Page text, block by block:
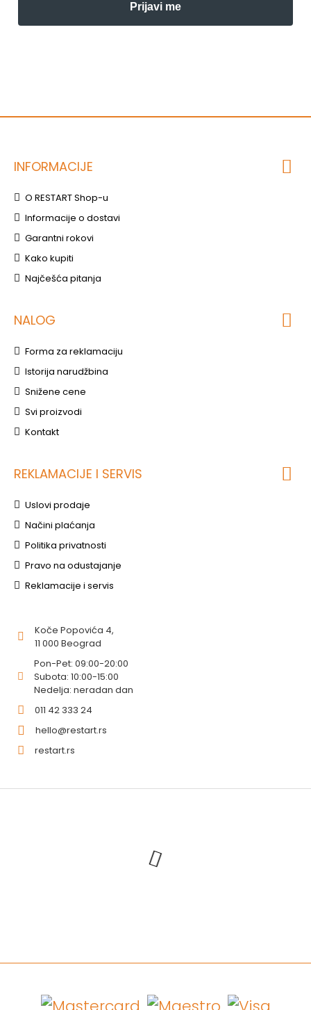
Prijavi me
INFORMACIJE
O RESTART Shop-u
Informacije o dostavi
Garantni rokovi
Kako kupiti
Najčešća pitanja
NALOG
Forma za reklamaciju
Istorija narudžbina
Snižene cene
Svi proizvodi
Kontakt
REKLAMACIJE I SERVIS
Uslovi prodaje
Načini plaćanja
Politika privatnosti
Pravo na odustajanje
Reklamacije i servis
Koče Popovića 4,
11 000 Beograd
Pon-Pet: 09:00-20:00
Subota: 10:00-15:00
Nedelja: neradan dan
011 42 333 24
hello@restart.rs
restart.rs